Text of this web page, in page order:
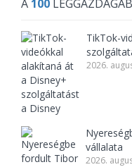
A 100
TikTok-
2026.
vállalata
2026.